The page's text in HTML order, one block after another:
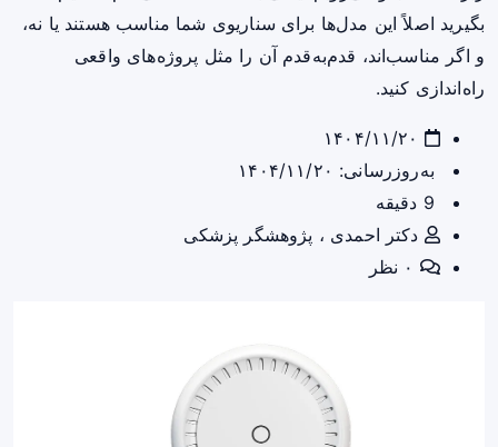
بگیرید اصلاً این مدل‌ها برای سناریوی شما مناسب هستند یا نه،
و اگر مناسب‌اند، قدم‌به‌قدم آن را مثل پروژه‌های واقعی
راه‌اندازی کنید.
به‌روزرسانی: ۱۴۰۴/۱۱/۲۰
دکتر احمدی ، پژوهشگر پزشکی